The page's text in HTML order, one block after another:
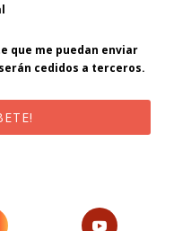
que me puedan enviar
cedidos a terceros.